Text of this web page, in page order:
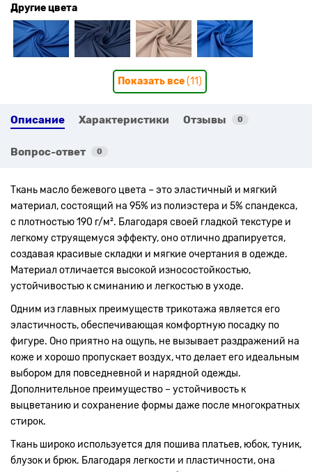
Другие цвета
Показать все(11)
Описание Характеристики Отзывы 0
Вопрос-ответ 0
Ткань масло бежевого цвета – это эластичный и мягкий
материал, состоящий на 95% из полиэстера и 5% спандекса,
с плотностью 190 г/м². Благодаря своей гладкой текстуре и
легкому струящемуся эффекту, оно отлично драпируется,
создавая красивые складки и мягкие очертания в одежде.
Материал отличается высокой износостойкостью,
устойчивостью к сминанию и легкостью в уходе.
Одним из главных преимуществ трикотажа является его
эластичность, обеспечивающая комфортную посадку по
фигуре. Оно приятно на ощупь, не вызывает раздражений на
коже и хорошо пропускает воздух, что делает его идеальным
выбором для повседневной и нарядной одежды.
Дополнительное преимущество – устойчивость к
выцветанию и сохранение формы даже после многократных
стирок.
Ткань широко используется для пошива платьев, юбок, туник,
блузок и брюк. Благодаря легкости и пластичности, она